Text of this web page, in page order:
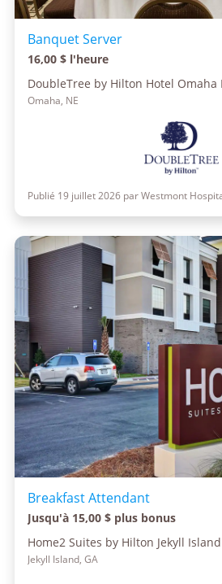
Banquet Server
16,00 $ l'heure
DoubleTree by Hilton Hotel Omaha
Omaha, NE
Publié 19 juillet 2026 par Westmont
Breakfast Attendant
Jusqu'à 15,00 $ plus bonus
Home2 Suites by Hilton Jekyll Island
Jekyll Island, GA